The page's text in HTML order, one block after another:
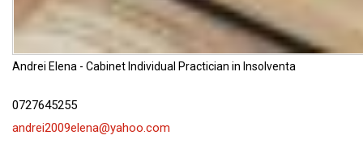
Andrei Elena - Cabinet Individual Practician in Insolventa
0727645255
andrei2009elena@yahoo.com